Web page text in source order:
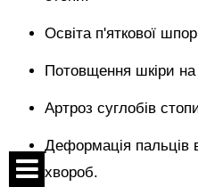
Освіта п'яткової
Потовщення шкіри на
Артроз суглобів
Деформація пальців
хвороб.